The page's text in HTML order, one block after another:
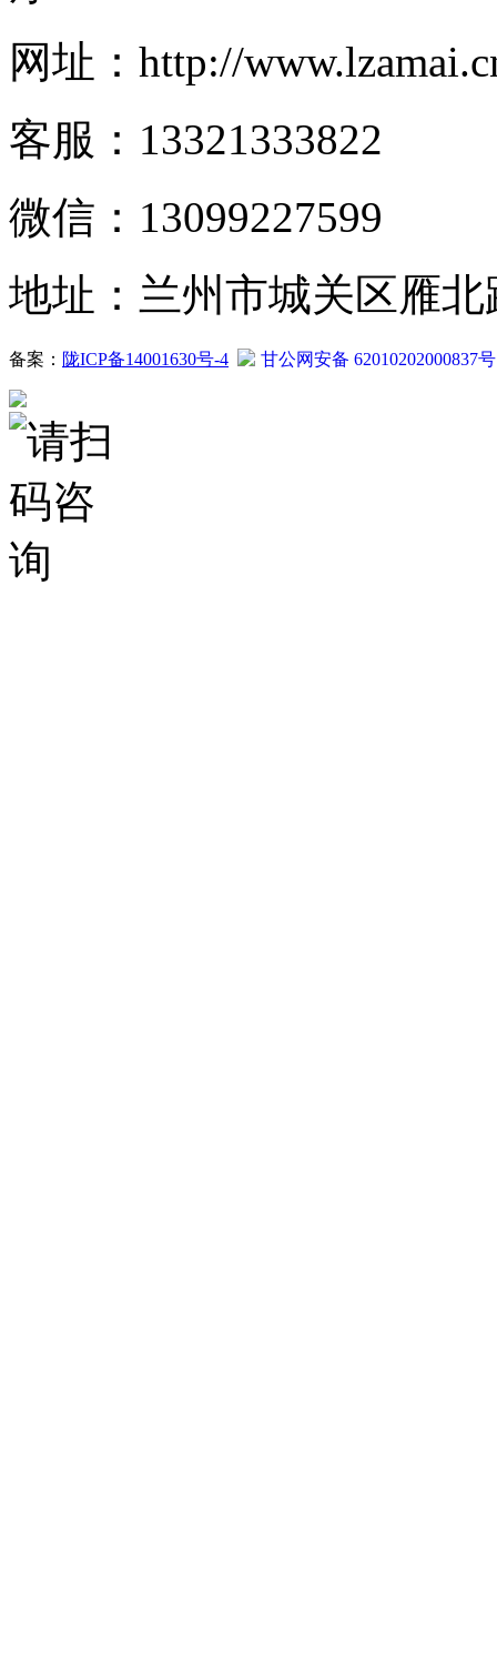
网址：http://
客服：13321333822
微信：13099227599
地址：兰州市城关区雁北
备案： 陇ICP备14001630号-4 甘公网安备 62010202000837号